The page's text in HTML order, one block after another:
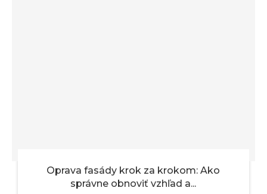
Oprava fasády krok za krokom: Ako
správne obnoviť vzhľad a...